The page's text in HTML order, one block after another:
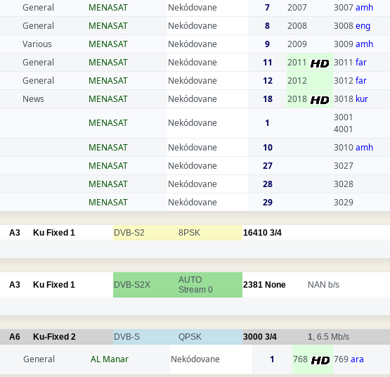
General MENASAT Nekódovane 7 2007 3007amh
General MENASAT Nekódovane 8 2008 3008eng
Various MENASAT Nekódovane 9 2009 3009amh
General MENASAT Nekódovane 11 2011 3011 far
General MENASAT Nekódovane 12 2012 3012far
News MENASAT Nekódovane 18 2018 3018 kur
MENASAT Nekódovane 1
3001
4001
MENASAT Nekódovane 10 3010amh
MENASAT Nekódovane 27 3027
MENASAT Nekódovane 28 3028
MENASAT Nekódovane 29 3029
A3 Ku Fixed 1 DVB-S2 8PSK 16410 3/4
A3 Ku Fixed 1 DVB-S2X
AUTO
Stream 0
2381 None NAN b/s
A6 Ku-Fixed 2 DVB-S QPSK 3000 3/4 1, 6.5 Mb/s
General AL Manar Nekódovane 1 768 769ara